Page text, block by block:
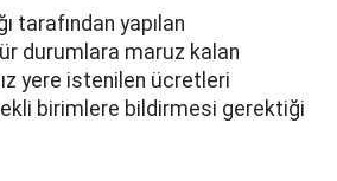
tarafından yapılan
durumlara maruz kalan
yere istenilen ücretleri
birimlere bildirmesi gerektiği